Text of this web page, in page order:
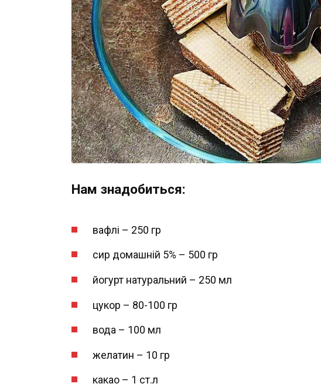
Нам знадобиться:
вафлі – 250 гр
сир домашній 5% – 500 гр
йогурт натуральний – 250 мл
цукор – 80-100 гр
вода – 100 мл
желатин – 10 гр
какао – 1 ст.л